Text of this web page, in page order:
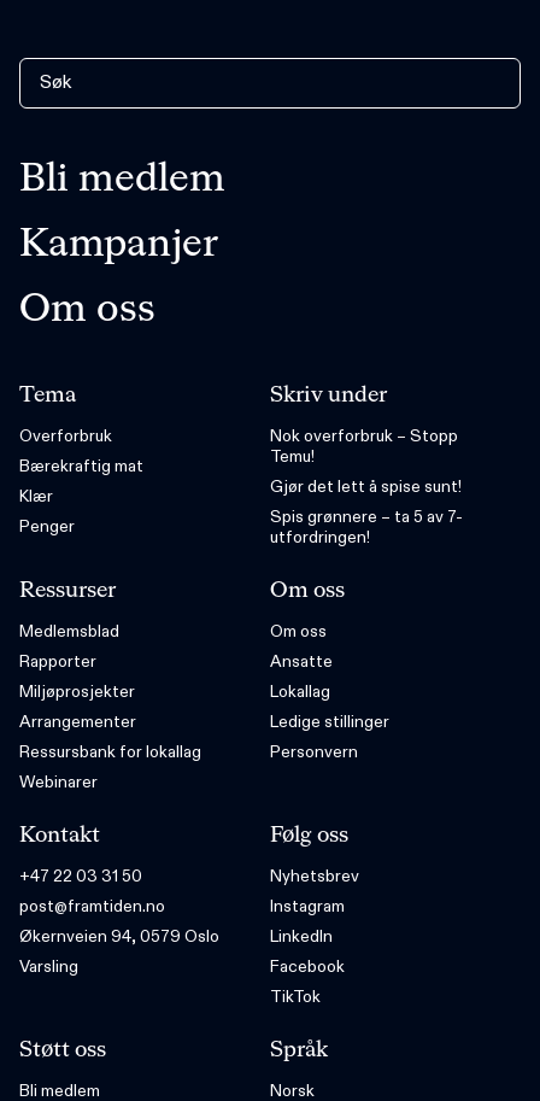
Bli medlem
Kampanjer
Om oss
Tema
Overforbruk
Bærekraftig mat
Klær
Penger
Skriv under
Nok overforbruk – Stopp
Temu!
Gjør det lett å spise sunt!
Spis grønnere – ta 5 av 7-
utfordringen!
Ressurser
Medlemsblad
Rapporter
Miljøprosjekter
Arrangementer
Ressursbank for lokallag
Webinarer
Om oss
Om oss
Ansatte
Lokallag
Ledige stillinger
Personvern
Kontakt
+47 22 03 31 50
post@framtiden.no
Økernveien 94, 0579 Oslo
Varsling
Følg oss
Nyhetsbrev
Instagram
LinkedIn
Facebook
TikTok
Støtt oss
Bli medlem
Språk
Norsk